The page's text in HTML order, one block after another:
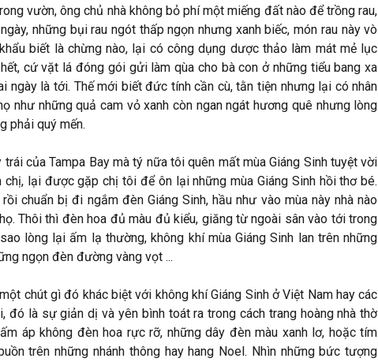
vườn, ông chủ nhà không bỏ phí một miếng đất nào để trồng rau,
những bụi rau ngót thấp ngọn nhưng xanh biếc, món rau này vò
biết là chừng nào, lại có công dụng dược thảo làm mát mẻ lục
cứ vặt lá đóng gói gửi làm qùa cho bà con ở những tiểu bang xa
ngày là tới. Thế mới biết đức tính cần cù, tằn tiện nhưng lại có nhân
như những quả cam vỏ xanh còn ngan ngát hương quê nhưng lòng
phải quý mến.
của Tampa Bay mà tý nữa tôi quên mất mùa Giáng Sinh tuyệt vời
lại được gặp chị tôi để ôn lại những mùa Giáng Sinh hồi thơ bé.
chuẩn bị đi ngắm đèn Giáng Sinh, hầu như vào mùa này nhà nào
Thôi thì đèn hoa đủ màu đủ kiểu, giăng từ ngoài sân vào tới trong
lòng lại ấm lạ thường, không khí mùa Giáng Sinh lan trên những
ngọn đèn đường vàng vọt ...
chút gì đó khác biệt với không khí Giáng Sinh ở Việt Nam hay các
đó là sự giản dị và yên bình toát ra trong cách trang hoàng nhà thờ
áp không đèn hoa rực rỡ, những dây đèn màu xanh lơ, hoặc tím
trên những nhánh thông hay hang Noel. Nhìn những bức tượng